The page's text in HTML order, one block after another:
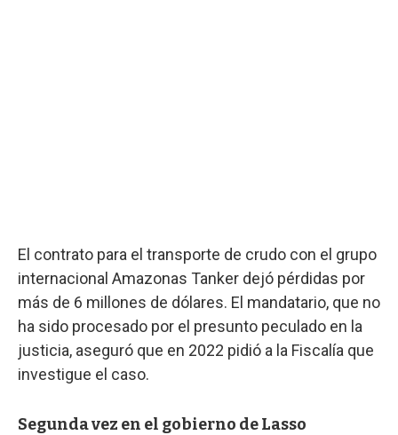
El contrato para el transporte de crudo con el grupo
internacional Amazonas Tanker dejó pérdidas por
más de 6 millones de dólares. El mandatario, que no
ha sido procesado por el presunto peculado en la
justicia, aseguró que en 2022 pidió a la Fiscalía que
investigue el caso.
Segunda vez en el gobierno de Lasso